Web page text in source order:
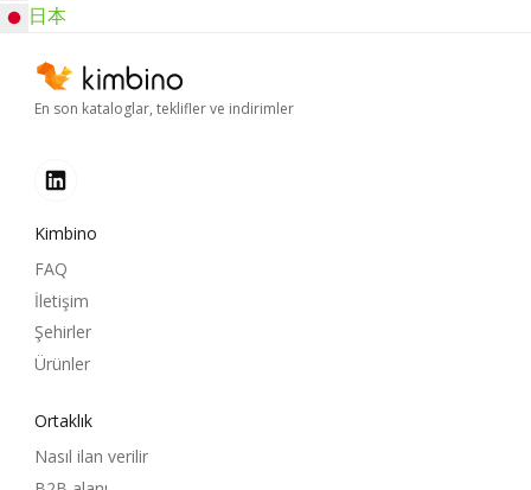
日本
En son kataloglar, teklifler ve indirimler
Kimbino
FAQ
İletişim
Şehirler
Ürünler
Ortaklık
Nasıl ilan verilir